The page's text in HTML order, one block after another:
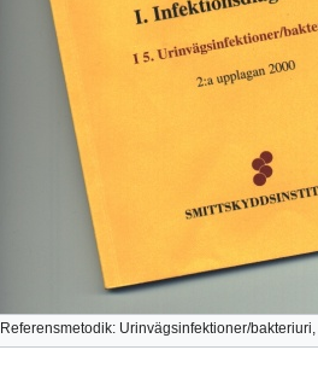
Referensmetodik: Urinvägsinfektioner/